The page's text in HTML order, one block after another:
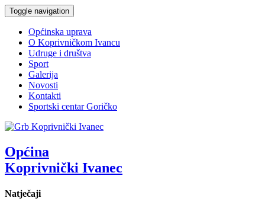
Toggle navigation
Općinska uprava
O Koprivničkom Ivancu
Udruge i društva
Sport
Galerija
Novosti
Kontakti
Sportski centar Goričko
Općina
Koprivnički Ivanec
Natječaji